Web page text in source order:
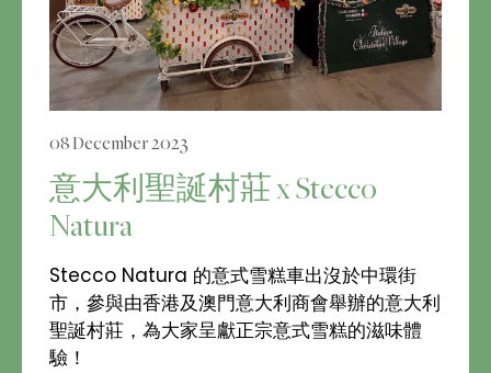
08 December 2023
意大利聖誕村莊 x Stecco
Natura
Stecco Natura 的意式雪糕車出沒於中環街
市，參與由香港及澳門意大利商會舉辦的意大利
聖誕村莊，為大家呈獻正宗意式雪糕的滋味體
驗！